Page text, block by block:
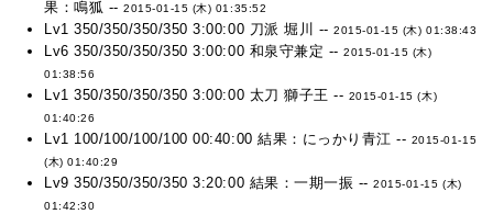
果：鳴狐 --2015-01-15 (木) 01:35:52
Lv1 350/350/350/350 3:00:00 刀派 堀川 --2015-01-15 (木) 01:38:43
Lv6 350/350/350/350 3:00:00 和泉守兼定 --2015-01-15 (木)
01:38:56
Lv1 350/350/350/350 3:00:00 太刀 獅子王 -- 2015-01-15 (木)
01:40:26
Lv1 100/100/100/100 00:40:00 結果：にっかり青江 -- 2015-01-15
(木) 01:40:29
Lv9 350/350/350/350 3:20:00 結果：一期一振 --2015-01-15 (木)
01:42:30